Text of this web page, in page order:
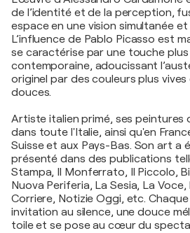
de l’identité et de la perception,
espace en une vision simultanée
L’influence de Pablo Picasso est
se caractérise par une touche
contemporaine, adoucissant
originel par des couleurs plus
douces.
Artiste italien primé, ses peintures
dans toute l'Italie, ainsi qu'en
Suisse et aux Pays-Bas. Son art a
présenté dans des publications
Stampa, Il Monferrato, Il Piccolo,
Nuova Periferia, La Sesia, La
Corriere, Notizie Oggi, etc.
invitation au silence, une douce
toile et se pose au cœur du